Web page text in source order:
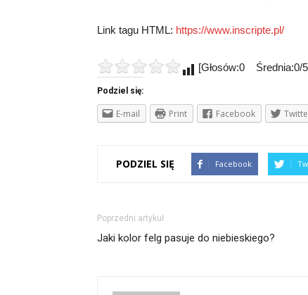
Link tagu HTML: https://www.inscripte.pl/
[Głosów:0 Średnia:0/
Podziel się:
E-mail Print Facebook
PODZIEL SIĘ Facebook
Poprzedni artykuł
Jaki kolor felg pasuje do niebieskiego?